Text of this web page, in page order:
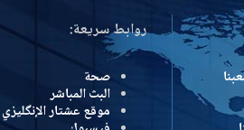
روابط سريعة:
صحة
البث المباشر
موقع عشتار الإنگليزي